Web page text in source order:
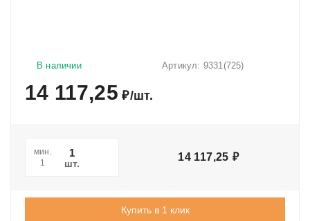
Артикул: 9331(725)
В наличии
14 117,25 ₽/шт.
мин.
1
шт.
14 117,25 ₽
Купить в 1 клик